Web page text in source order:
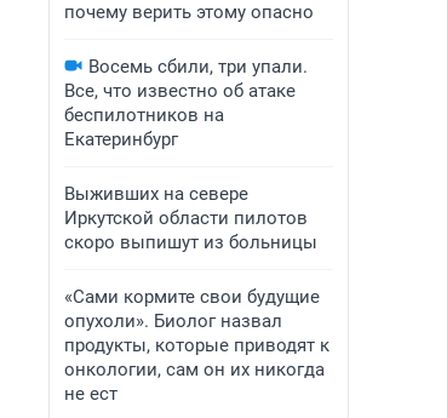
почему верить этому опасно
Восемь сбили, три упали.
Все, что известно об атаке
беспилотников на
Екатеринбург
Выживших на севере
Иркутской области пилотов
скоро выпишут из больницы
«Сами кормите свои будущие
опухоли». Биолог назвал
продукты, которые приводят к
онкологии, сам он их никогда
не ест